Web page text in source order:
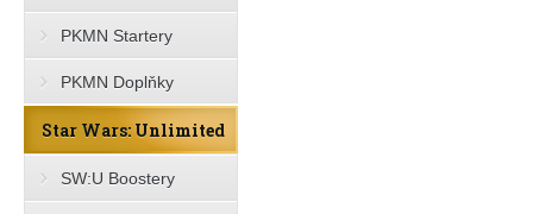
PKMN Startery
PKMN Doplňky
Star Wars: Unlimited
SW:U Boostery